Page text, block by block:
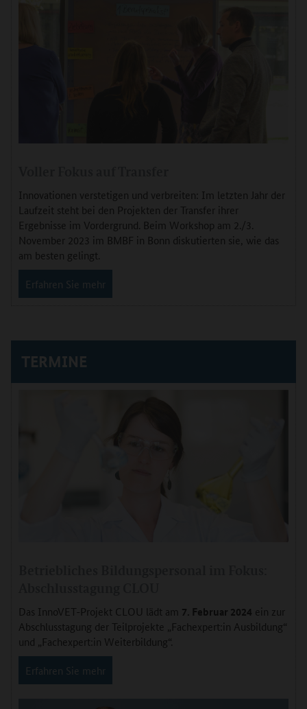
Innovationen verstetigen und verbreiten: Im letzten Jahr der
Laufzeit steht bei den Projekten der Transfer ihrer
Ergebnisse im Vordergrund. Beim Workshop am 2./3.
November 2023 im BMBF in Bonn diskutierten sie, wie das
am besten gelingt.
Erfahren Sie mehr
TERMINE
Das InnoVET-Projekt CLOU lädt am 7. Februar 2024 ein zur
Abschlusstagung der Teilprojekte „Fachexpert:in Ausbildung“
und „Fachexpert:in Weiterbildung“.
Erfahren Sie mehr